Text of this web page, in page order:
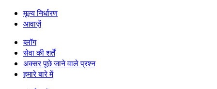
मूल्य निर्धारण
आवाज़ें
ब्लॉग
सेवा की शर्तें
अक्सर पूछे जाने वाले प्रश्न
हमारे बारे में